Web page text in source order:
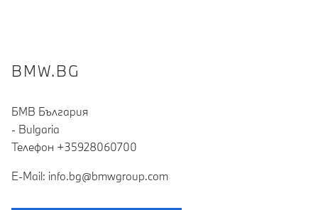
BMW.BG
БМВ България
- Bulgaria
Teлефон +35928060700
E-Mail: info.bg@bmwgroup.com